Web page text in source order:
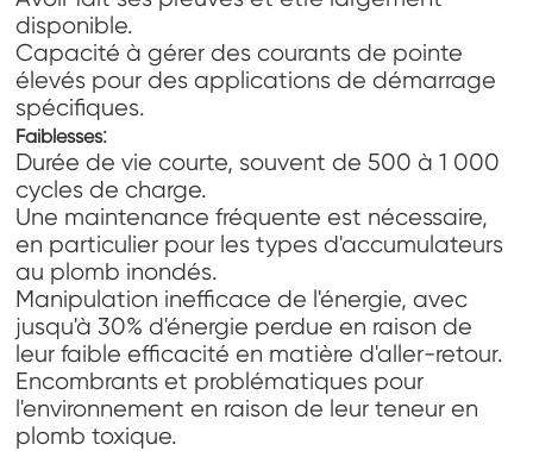
disponible.
Capacité à gérer des courants de pointe
élevés pour des applications de démarrage
spécifiques.
Faiblesses:
Durée de vie courte, souvent de 500 à 1 000
cycles de charge.
Une maintenance fréquente est nécessaire,
en particulier pour les types d'accumulateurs
au plomb inondés.
Manipulation inefficace de l'énergie, avec
jusqu'à 30% d'énergie perdue en raison de
leur faible efficacité en matière d'aller-retour.
Encombrants et problématiques pour
l'environnement en raison de leur teneur en
plomb toxique.